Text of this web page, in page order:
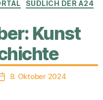
SÜDLICH DER A24
Kunst
Veröffentlichungsdatum
8. Oktober 2024